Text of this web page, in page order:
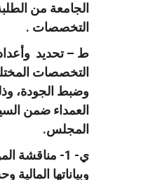
الجامعة من
التخصصات .
ط – تحديد
التخصصات
وضبط الجودة،
العمداء ضمن
المجلس.
ي- 1- مناقشة
وبياناتها المالية